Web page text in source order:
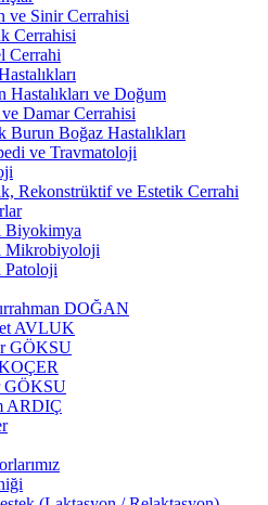
ve Sinir Cerrahisi
Cerrahisi
Cerrahi
Hastalıkları ve Doğum
Damar Cerrahisi
Burun Boğaz Hastalıkları
ve Travmatoloji
Rekonstrüktif ve Estetik Cerrahi
Biyokimya
Mikrobiyoloji
Patoloji
DOĞAN
AVLUK
GÖKSU
GÖKSU
ARDIÇ